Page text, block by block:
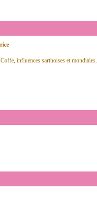
influences sarthoises et mondiales.